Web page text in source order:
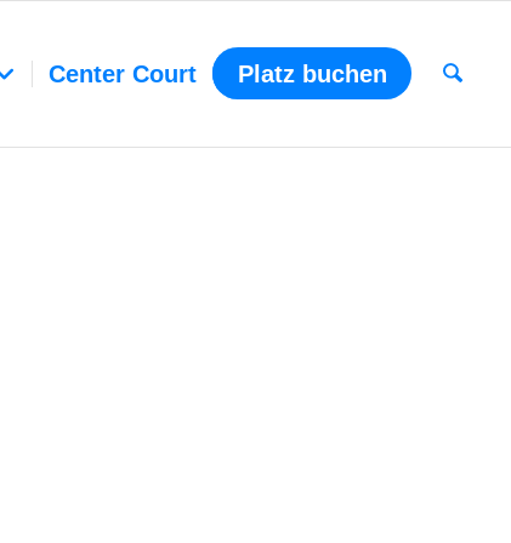
Center Court Platz buchen